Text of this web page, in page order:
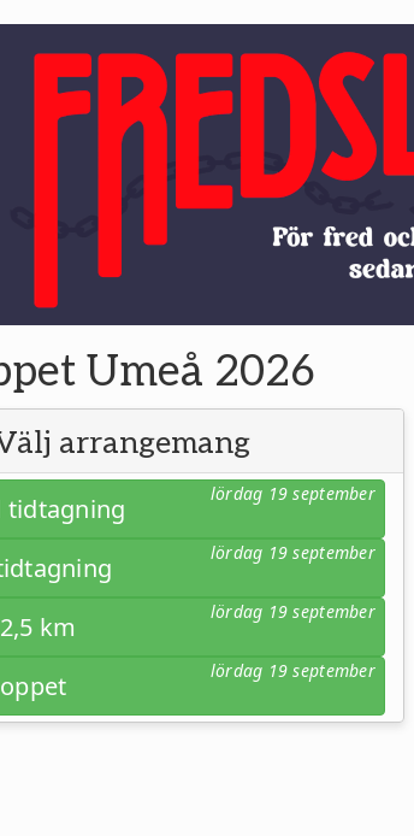
Umeå 2026
arrangemang
lördag 19 september
tidtagning
lördag 19 september
lördag 19 september
km
lördag 19 september